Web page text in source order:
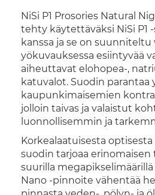
NiSi P1 Prosories Natural
tehty käytettäväksi NiSi P1
kanssa ja se on
yökuvauksessa esiintyvää
aiheuttavat elohopea-,
katuvalot. Suodin parantaa
kaupunkimaisemien
jolloin taivas ja valaistut
luonnollisemmin ja
Korkealaatuisesta
suodin tarjoaa
suurilla megapikselimäärillä
Nano -pinnoite vähentää